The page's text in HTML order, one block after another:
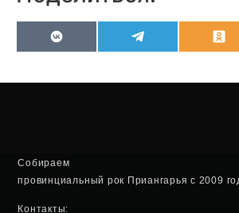
VK
Собираем
провинциальный рок Приангарья с 2009
Контакты: